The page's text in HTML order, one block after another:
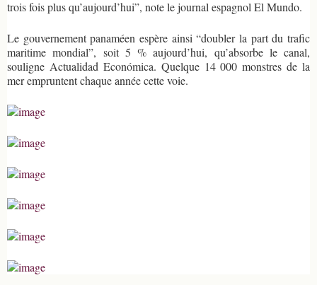
trois fois plus qu’aujourd’hui”, note le journal espagnol El Mundo.
Le gouvernement panaméen espère ainsi “doubler la part du trafic
maritime mondial”, soit 5 % aujourd’hui, qu’absorbe le canal,
souligne Actualidad Económica. Quelque 14 000 monstres de la
mer empruntent chaque année cette voie.